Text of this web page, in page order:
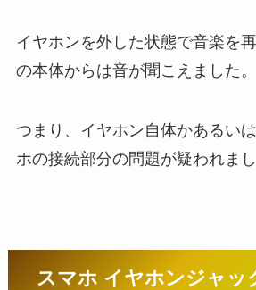
イヤホンを外した状態で音楽を
の本体からは音が聞こえました。
つまり、
イヤホン自体かあるい
ホの接続部分の問題が疑われまし
スマホ イヤホンジャッ